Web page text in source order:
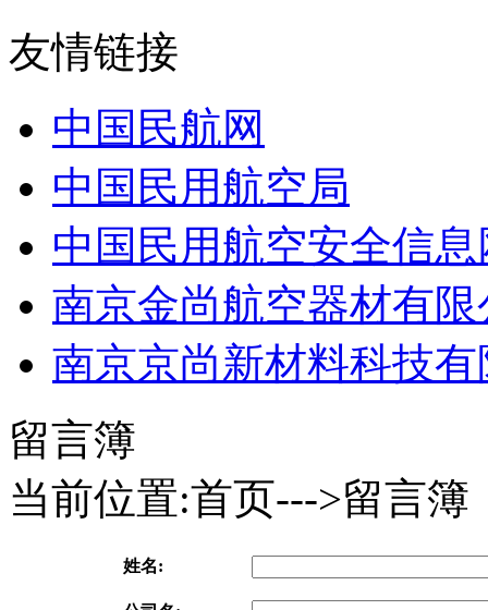
友情链接
中国民航网
中国民用航空局
中国民用航空安全信息
南京金尚航空器材有限
南京京尚新材料科技
留言簿
当前位置:首页--->留言簿
姓名: